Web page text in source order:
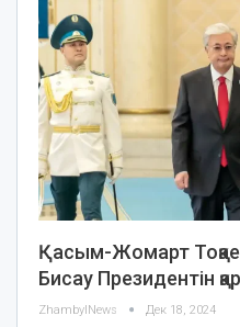
Қасым-Жомарт
Бисау Президентін
ZhambylNews Дек 18, 2024